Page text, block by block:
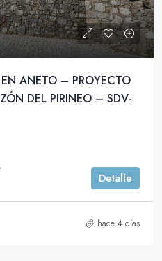
ANETO – PROYECTO
DEL PIRINEO – SDV-
Detalle
hace 4 días